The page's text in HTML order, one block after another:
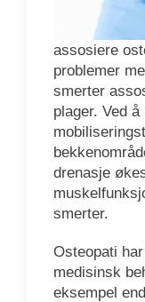
assosiere
problemer
smerter
plager. Ved
drenasje
smerter.
Osteopati
medisinsk
eksempel